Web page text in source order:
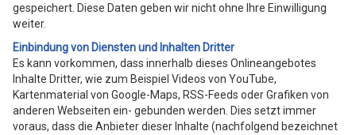
gespeichert. Diese Daten geben wir nicht ohne Ihre Einwilligung
weiter.
Einbindung von Diensten und Inhalten Dritter
Es kann vorkommen, dass innerhalb dieses Onlineangebotes
Inhalte Dritter, wie zum Beispiel Videos von YouTube,
Kartenmaterial von Google-Maps, RSS-Feeds oder Grafiken von
anderen Webseiten ein- gebunden werden. Dies setzt immer
voraus, dass die Anbieter dieser Inhalte (nachfolgend bezeichnet